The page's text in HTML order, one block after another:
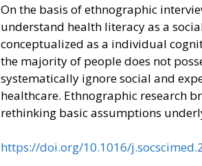
On the basis of ethnographic
understand health literacy as a
conceptualized as a individual
the majority of people does not
systematically ignore social and
healthcare. Ethnographic research
rethinking basic assumptions
https://doi.org/10.1016/